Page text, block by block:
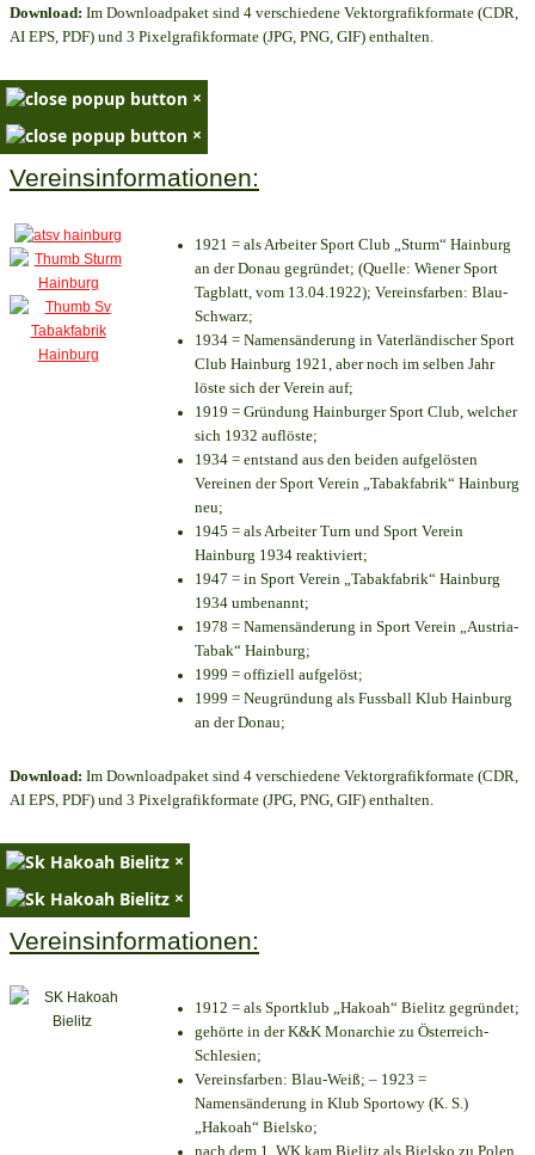
Download: Im Downloadpaket sind 4 verschiedene Vektorgrafikformate (CDR,
AI EPS, PDF) und 3 Pixelgrafikformate (JPG, PNG, GIF) enthalten.
×
×
Vereinsinformationen:
1921 = als Arbeiter Sport Club „Sturm“ Hainburg
an der Donau gegründet; (Quelle: Wiener Sport
Tagblatt, vom 13.04.1922); Vereinsfarben: Blau-
Schwarz;
1934 = Namensänderung in Vaterländischer Sport
Club Hainburg 1921, aber noch im selben Jahr
löste sich der Verein auf;
1919 = Gründung Hainburger Sport Club, welcher
sich 1932 auflöste;
1934 = entstand aus den beiden aufgelösten
Vereinen der Sport Verein „Tabakfabrik“ Hainburg
neu;
1945 = als Arbeiter Turn und Sport Verein
Hainburg 1934 reaktiviert;
1947 = in Sport Verein „Tabakfabrik“ Hainburg
1934 umbenannt;
1978 = Namensänderung in Sport Verein „Austria-
Tabak“ Hainburg;
1999 = offiziell aufgelöst;
1999 = Neugründung als Fussball Klub Hainburg
an der Donau;
Download: Im Downloadpaket sind 4 verschiedene Vektorgrafikformate (CDR,
AI EPS, PDF) und 3 Pixelgrafikformate (JPG, PNG, GIF) enthalten.
×
×
Vereinsinformationen:
1912 = als Sportklub „Hakoah“ Bielitz gegründet;
gehörte in der K&K Monarchie zu Österreich-
Schlesien;
Vereinsfarben: Blau-Weiß; – 1923 =
Namensänderung in Klub Sportowy (K. S.)
„Hakoah“ Bielsko;
nach dem 1. WK kam Bielitz als Bielsko zu Polen